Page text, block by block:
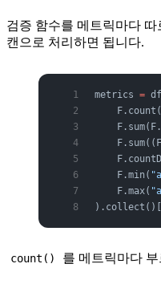
검증 함수를 메트릭마다
캔으로 처리하면 됩니다.
metrics =
    F.count(
    F.min(
    F.max(
).collect()[
count() 를 메트릭마다